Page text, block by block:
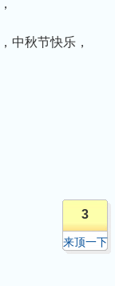
中秋节快乐，
3
来顶一下